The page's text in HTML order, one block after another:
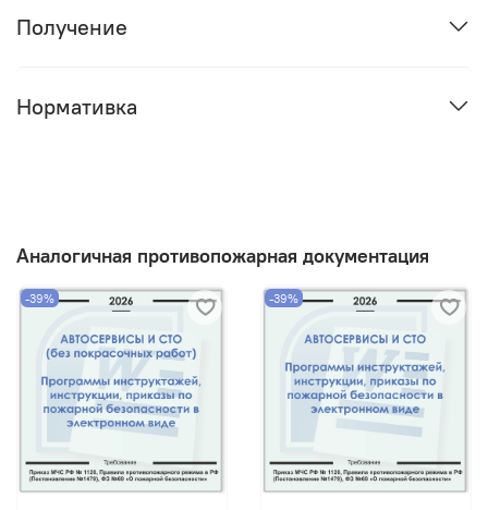
Получение
Нормативка
Аналогичная противопожарная документация
-39% -39%